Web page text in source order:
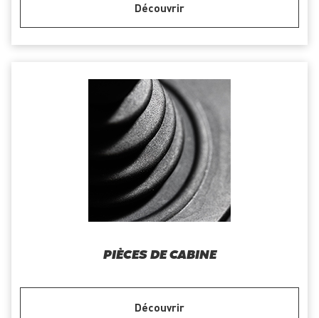
Découvrir
PIÈCES DE CABINE
Découvrir